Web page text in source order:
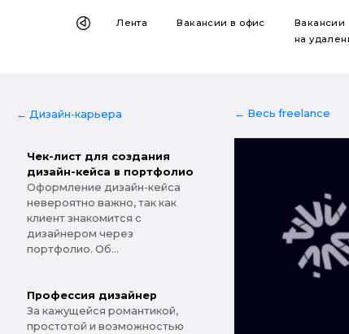
Лента Вакансиив офис
Вакансии
на
← Дизайн-карьера
Чек-лист для создания
дизайн-кейса в портфолио
Оформление дизайн-кейса
невероятно важно, так как
клиент знакомится с
дизайнером через
портфолио. Об...
Профессия дизайнер
За кажущейся романтикой,
простотой и возможностью
← Весь freelance